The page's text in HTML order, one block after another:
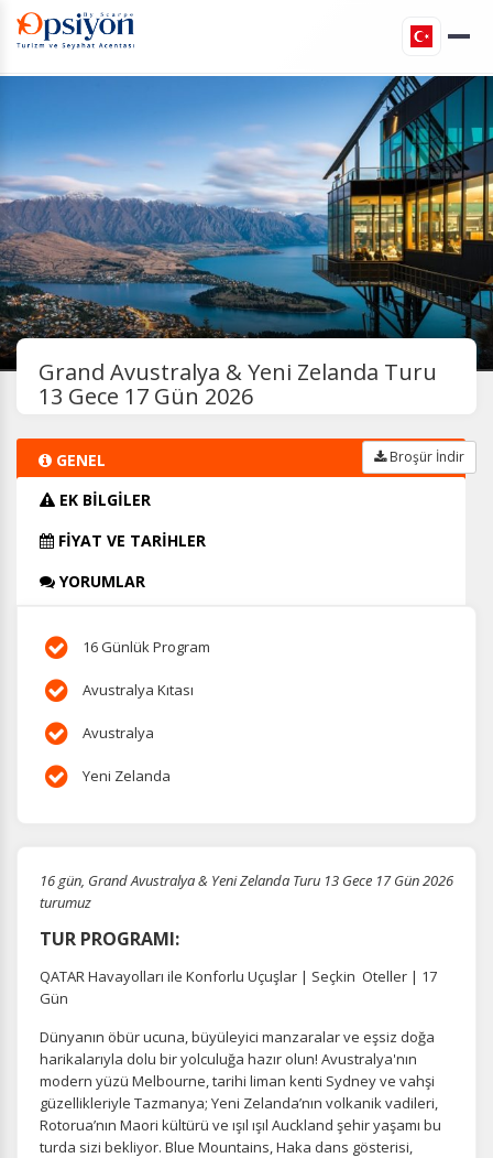
Grand Avustralya & Yeni Zelanda Turu
13 Gece 17 Gün 2026
GENEL
EK BİLGİLER
FİYAT VE TARİHLER
YORUMLAR
Broşür İndir
16 Günlük Program
Avustralya Kıtası
Avustralya
Yeni Zelanda
16 gün, Grand Avustralya & Yeni Zelanda Turu 13 Gece 17 Gün 2026
turumuz
TUR PROGRAMI:
QATAR Havayolları ile Konforlu Uçuşlar | Seçkin Oteller | 17
Gün
Dünyanın öbür ucuna, büyüleyici manzaralar ve eşsiz doğa
harikalarıyla dolu bir yolculuğa hazır olun! Avustralya'nın
modern yüzü Melbourne, tarihi liman kenti Sydney ve vahşi
güzellikleriyle Tazmanya; Yeni Zelanda’nın volkanik vadileri,
Rotorua’nın Maori kültürü ve ışıl ışıl Auckland şehir yaşamı bu
turda sizi bekliyor. Blue Mountains, Haka dans gösterisi,